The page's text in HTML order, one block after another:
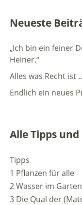
Neueste
„Ich bin ein feiner
Heiner.“
Alles was Recht ist
Endlich ein neues
Alle Tipps
Tipps
1 Pflanzen für alle
2 Wasser im Garten
3 Die Qual der